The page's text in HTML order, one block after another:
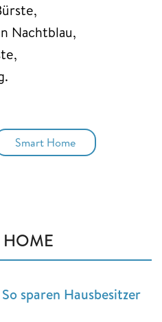
Nachtblau,
Smart Home
HOME
sparen Hausbesitzer